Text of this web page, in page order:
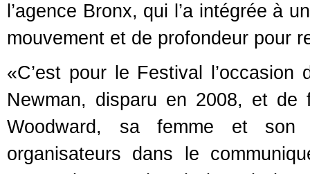
l’agence Bronx, qui l’a intégrée à
mouvement et de profondeur pour
«C’est pour le Festival
Newman, disparu en 2008, et de
Woodward, sa femme et son
organisateurs dans le